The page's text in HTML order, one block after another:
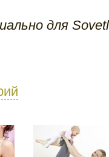
для